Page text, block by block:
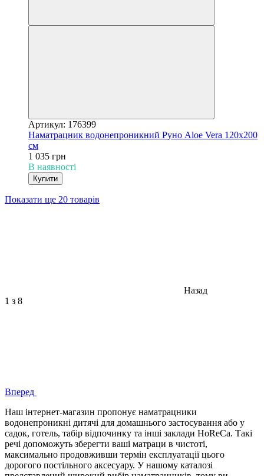
Артикул: 176399
Наматрацник водонепроникний Руно Aloe Vera 120х200
см
1 035 грн
В наявності
Купити
Показати ще 20 товарів
Назад
1 з 8
Вперед
Наш інтернет-магазин пропонує наматрацники
водонепроникні дитячі для домашнього застосування або у
садок, готель, табір відпочинку та інші заклади HoReCa. Такі
речі допоможуть зберегти ваші матраци в чистоті,
максимально продовживши термін експлуатації цього
дорогого постільного аксесуару. У нашому каталозі